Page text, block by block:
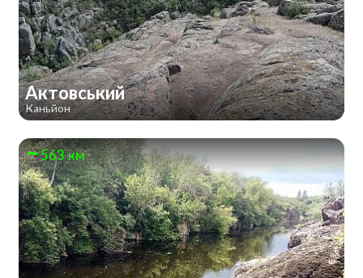
Актовський
Каньйон
563 км